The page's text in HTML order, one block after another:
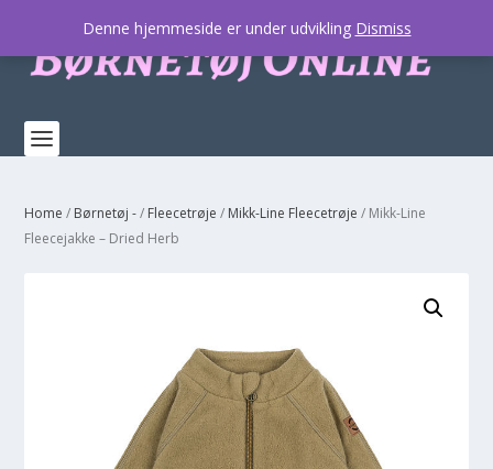
Home / Børnetøj -/ Fleecetrøje / Mikk-Line Fleecetrøje / Mikk-Line
Fleecejakke – Dried Herb
Denne hjemmeside er under udvikling Dismiss